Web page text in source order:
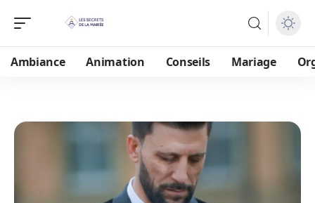
Ambiance Animation Conseils Mariage